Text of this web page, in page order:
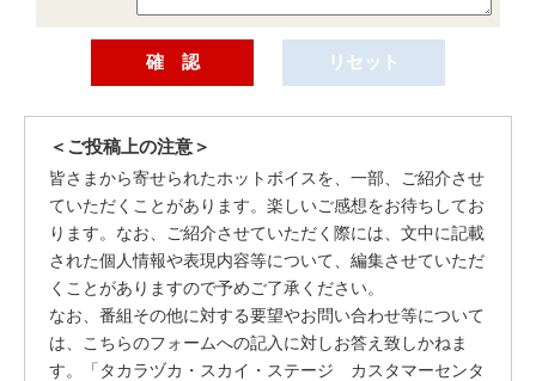
＜ご投稿上の注意＞
皆さまから寄せられたホットボイスを、一部、ご紹介させ
ていただくことがあります。楽しいご感想をお待ちしてお
ります。なお、ご紹介させていただく際には、文中に記載
された個人情報や表現内容等について、編集させていただ
くことがありますので予めご了承ください。
なお、番組その他に対する要望やお問い合わせ等について
は、こちらのフォームへの記入に対しお答え致しかねま
す。「タカラヅカ・スカイ・ステージ カスタマーセンタ